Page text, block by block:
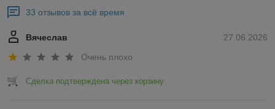
33 отзывов за всё время
27.06.2026
Вячеслав
Очень плохо
Сделка подтверждена через корзину